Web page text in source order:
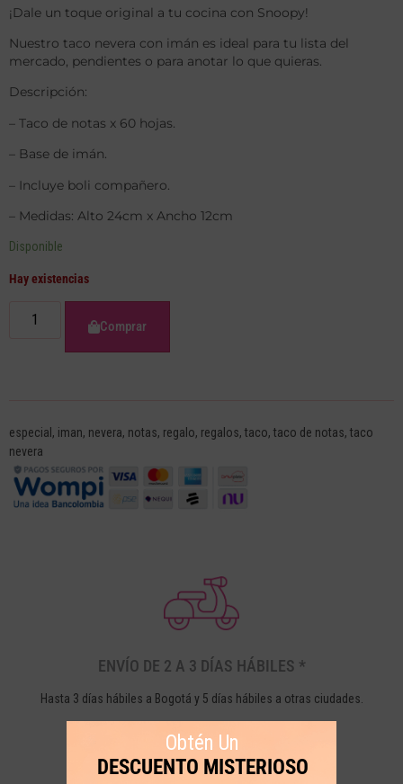
¡Dale un toque original a tu cocina con Snoopy!
Nuestro taco nevera con imán es ideal para tu lista del
mercado, pendientes o para anotar lo que quieras.
Descripción:
– Taco de notas x 60 hojas.
– Base de imán.
– Incluye boli compañero.
– Medidas: Alto 24cm x Ancho 12cm
Disponible
Hay existencias
Comprar
especial , iman, nevera, notas, regalo, regalos, taco, taco de notas, taco
nevera
ENVÍO DE 2 A 3 DÍAS HÁBILES *
Hasta 3 días hábiles a Bogotá y 5 días hábiles a otras ciudades.
Obtén Un
DESCUENTO MISTERIOSO